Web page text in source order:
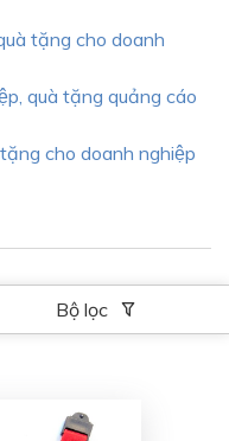
tặng cho doanh
quà tặng quảng cáo
cho doanh nghiệp
Bộ lọc